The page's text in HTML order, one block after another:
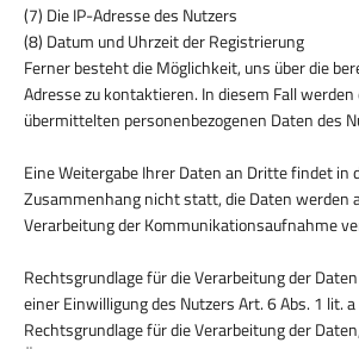
(7) Die IP-Adresse des Nutzers
(8) Datum und Uhrzeit der Registrierung
Ferner besteht die Möglichkeit, uns über die
Adresse zu kontaktieren. In diesem Fall
übermittelten personenbezogenen Daten des
Eine Weitergabe Ihrer Daten an Dritte findet in
Zusammenhang nicht statt, die Daten werden
Verarbeitung der Kommunikationsaufnahme
Rechtsgrundlage für die Verarbeitung der
einer Einwilligung des Nutzers Art. 6 Abs. 1 lit. a
Rechtsgrundlage für die Verarbeitung der